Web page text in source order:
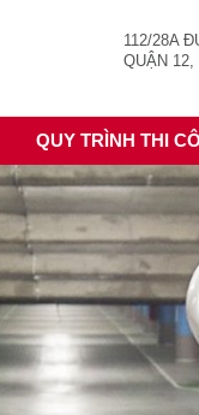
112/28A
QUẬN 12,
QUY TRÌNH THI